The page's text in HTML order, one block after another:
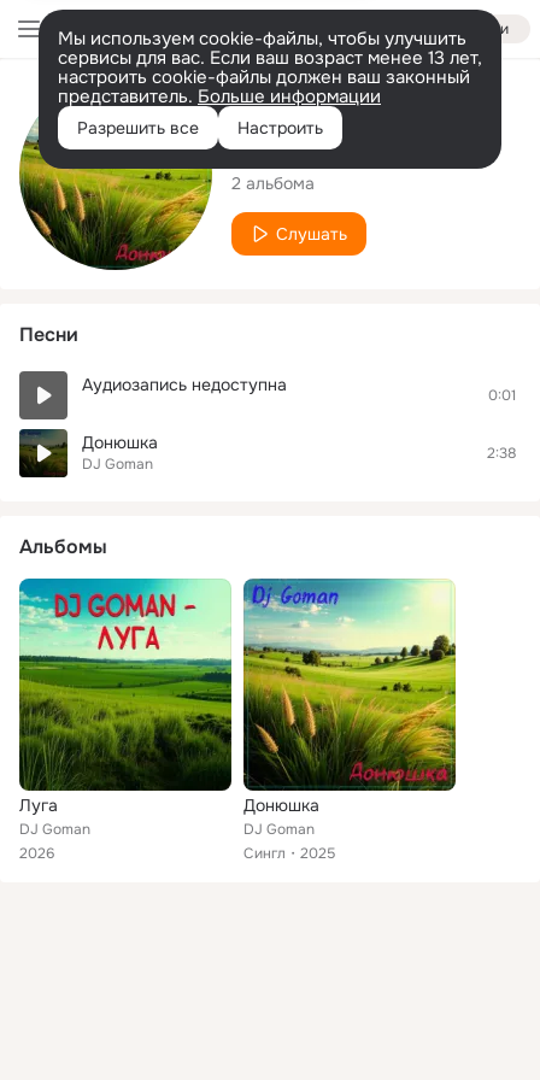
Войти
Мы используем cookie-файлы, чтобы улучшить
сервисы для вас. Если ваш возраст менее 13 лет,
настроить cookie-файлы должен ваш законный
представитель. Больше информации
Разрешить все Настроить
Исполнитель
Dj Goman
2 альбома
Слушать
Песни
Аудиозапись недоступна 0:01
Донюшка
DJ Goman
2:38
Альбомы
Луга
DJ Goman
2026
Донюшка
DJ Goman
Сингл
2025